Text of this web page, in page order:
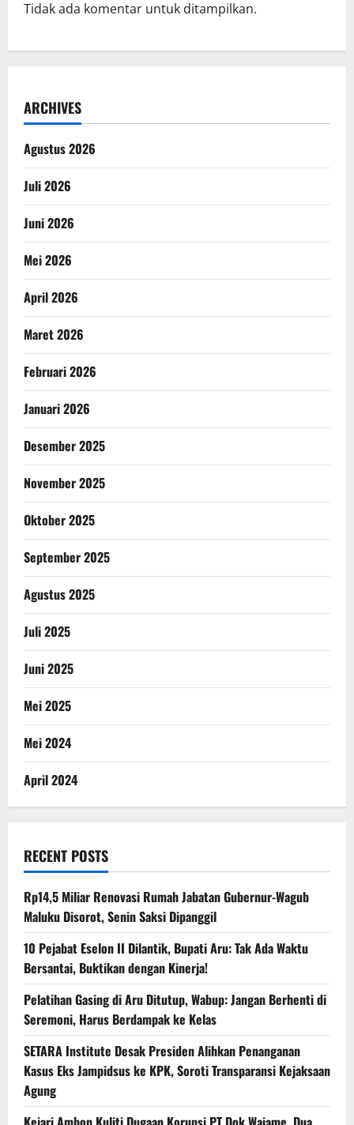
Tidak ada komentar untuk ditampilkan.
ARCHIVES
Agustus 2026
Juli 2026
Juni 2026
Mei 2026
April 2026
Maret 2026
Februari 2026
Januari 2026
Desember 2025
November 2025
Oktober 2025
September 2025
Agustus 2025
Juli 2025
Juni 2025
Mei 2025
Mei 2024
April 2024
RECENT POSTS
Rp14,5 Miliar Renovasi Rumah Jabatan Gubernur-Wagub
Maluku Disorot, Senin Saksi Dipanggil
10 Pejabat Eselon II Dilantik, Bupati Aru: Tak Ada Waktu
Bersantai, Buktikan dengan Kinerja!
Pelatihan Gasing di Aru Ditutup, Wabup: Jangan Berhenti di
Seremoni, Harus Berdampak ke Kelas
SETARA Institute Desak Presiden Alihkan Penanganan
Kasus Eks Jampidsus ke KPK, Soroti Transparansi Kejaksaan
Agung